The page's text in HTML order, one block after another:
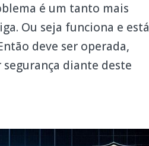
é um tanto mais
Ou seja funciona e está
deve ser operada,
diante deste